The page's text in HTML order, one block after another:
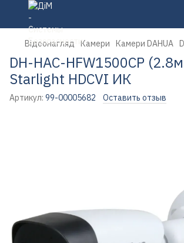
Відеонагляд Камери Камери DAHUA
DH-HAC-HFW1500CP
Starlight HDCVI ИК
Артикул: 99-00005682 Оставить отзыв